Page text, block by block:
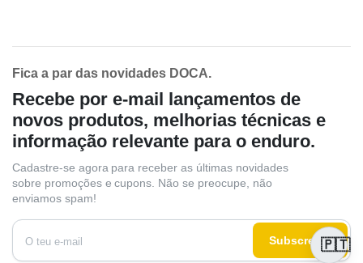
Fica a par das novidades DOCA.
Recebe por e-mail lançamentos de
novos produtos, melhorias técnicas e
informação relevante para o enduro.
Cadastre-se agora para receber as últimas novidades
sobre promoções e cupons. Não se preocupe, não
enviamos spam!
Subscrever🇵🇹